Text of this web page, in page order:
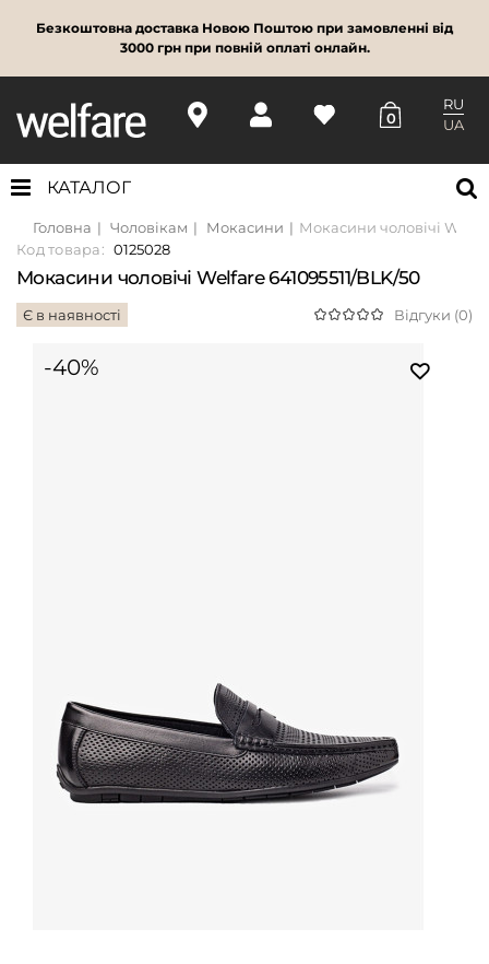
Безкоштовна доставка Новою Поштою при замовленні від
3000 грн при повній оплаті онлайн.
0
RU
UA
КАТАЛОГ
Головна Чоловікам Мокасини
Мокасини чоловічі
Код товара: 0125028
Мокасини чоловічі Welfare 641095511/BLK/50
Є в наявності Відгуки (0)
-40%